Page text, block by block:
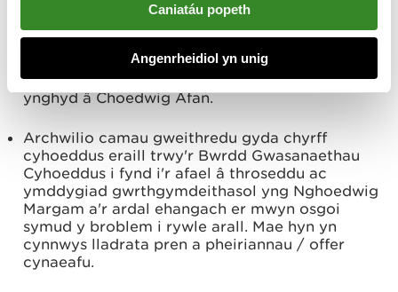
Caniatáu popeth
Angenrheidiol yn unig
ailgyflenwi coed er mwyn osgoi'r effeithiau ar
Chwilio am gyfleoedd i ddarparu cysylltedd
rhwng Coedwig Margam a Pharc Margam,
ynghyd â Choedwig Afan.
Archwilio camau gweithredu gyda chyrff
cyhoeddus eraill trwy'r Bwrdd Gwasanaethau
Cyhoeddus i fynd i'r afael â throseddu ac
ymddygiad gwrthgymdeithasol yng Nghoedwig
Margam a'r ardal ehangach er mwyn osgoi
symud y broblem i rywle arall. Mae hyn yn
cynnwys lladrata pren a pheiriannau / offer
cynaeafu.